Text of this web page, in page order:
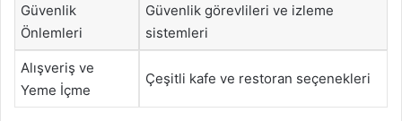
Güvenlik
Önlemleri
Güvenlik görevlileri ve izleme
sistemleri
Alışveriş ve
Yeme İçme
Çeşitli kafe ve restoran seçenekleri